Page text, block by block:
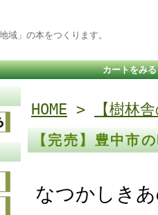
域」の本をつくります。
カートをみる
HOME > 【樹林
【完売】豊中市
なつかしき